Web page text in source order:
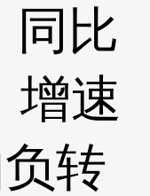
同比
增速
转